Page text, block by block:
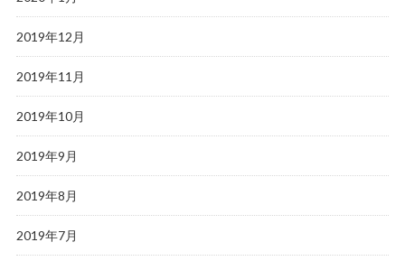
2019年12月
2019年11月
2019年10月
2019年9月
2019年8月
2019年7月